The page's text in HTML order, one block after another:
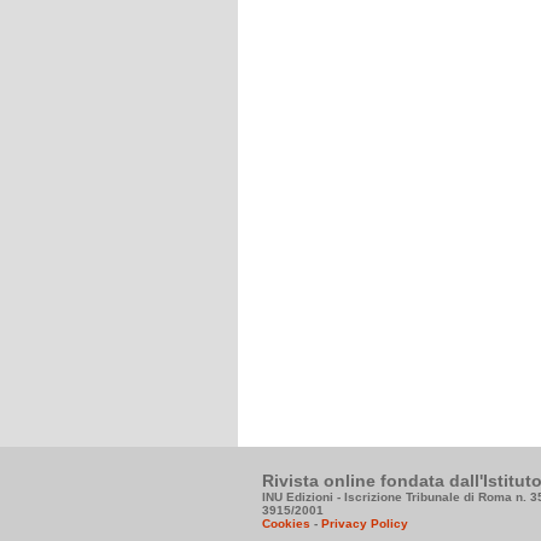
Rivista online fondata
INU Edizioni - Iscrizione Tribunale di Roma n.
3915/2001
Cookies - Privacy Policy